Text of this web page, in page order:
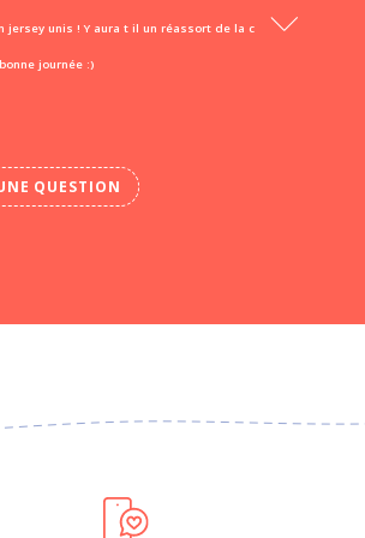
jersey unis ! Y aura t il un réassort de la c
journée :)
QUESTION